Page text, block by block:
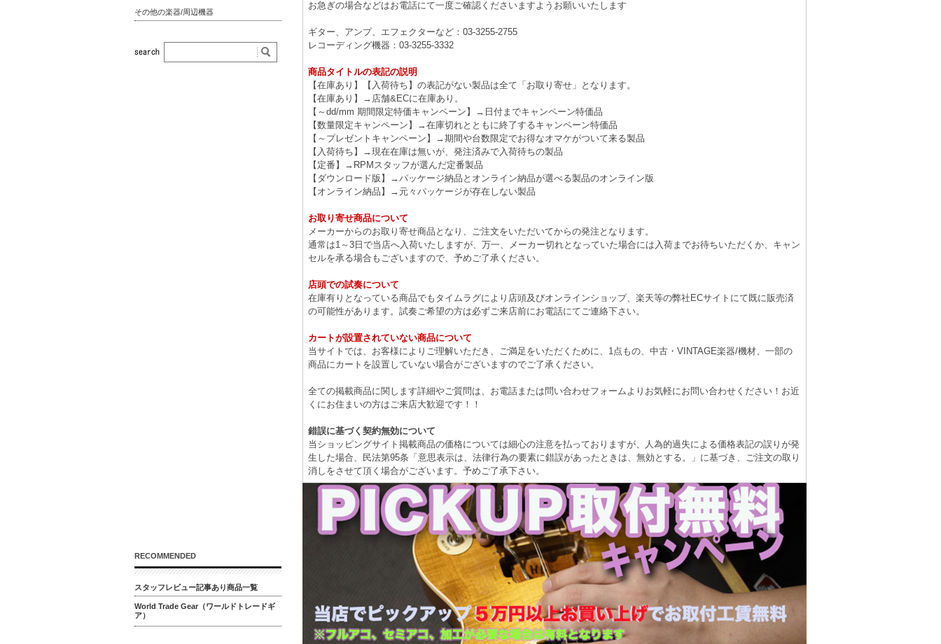
お急ぎの場合などはお電話にて一度ご確認くださいますようお願いいたします
ギター、アンプ、エフェクターなど：03-3255-2755
レコーディング機器：03-3255-3332
商品タイトルの表記の説明
【在庫あり】【入荷待ち】の表記がない製品は全て「お取り寄せ」となります。
【在庫あり】→店舗&ECに在庫あり。
【～dd/mm 期間限定特価キャンペーン】→日付までキャンペーン特価品
【数量限定キャンペーン】→在庫切れとともに終了するキャンペーン特価品
【～プレゼントキャンペーン】→期間や台数限定でお得なオマケがついて来る製品
【入荷待ち】→現在在庫は無いが、発注済みで入荷待ちの製品
【定番】→RPMスタッフが選んだ定番製品
【ダウンロード版】→パッケージ納品とオンライン納品が選べる製品のオンライン版
【オンライン納品】→元々パッケージが存在しない製品
お取り寄せ商品について
メーカーからのお取り寄せ商品となり、ご注文をいただいてからの発注となります。
通常は1～3日で当店へ入荷いたしますが、万一、メーカー切れとなっていた場合には入荷までお待ちいただくか、キャン
セルを承る場合もございますので、予めご了承ください。
店頭での試奏について
在庫有りとなっている商品でもタイムラグにより店頭及びオンラインショップ、楽天等の弊社ECサイトにて既に販売済
の可能性があります。試奏ご希望の方は必ずご来店前にお電話にてご連絡下さい。
カートが設置されていない商品について
当サイトでは、お客様によりご理解いただき、ご満足をいただくために、1点もの、中古・VINTAGE楽器/機材、一部の
商品にカートを設置していない場合がございますのでご了承ください。
全ての掲載商品に関します詳細やご質問は、お電話または問い合わせフォームよりお気軽にお問い合わせください！お近
くにお住まいの方はご来店大歓迎です！！
錯誤に基づく契約無効について
当ショッピングサイト掲載商品の価格については細心の注意を払っておりますが、人為的過失による価格表記の誤りが発
生した場合、民法第95条「意思表示は、法律行為の要素に錯誤があったときは、無効とする。」に基づき、ご注文の取り
消しをさせて頂く場合がございます。予めご了承下さい。
その他の楽器/周辺機器
RECOMMENDED
スタッフレビュー記事あり商品一覧
World Trade Gear（ワールドトレードギ
ア）